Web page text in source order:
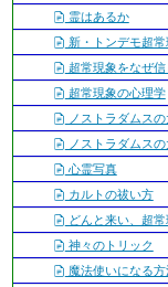
霊はあるか
新・トンデモ超
超常現象をなぜ
超常現象の心理学
ノストラダムス
ノストラダムス
心霊写真
カルトの祓い方
どんと来い、超常
神々のトリック
魔法使いになる方